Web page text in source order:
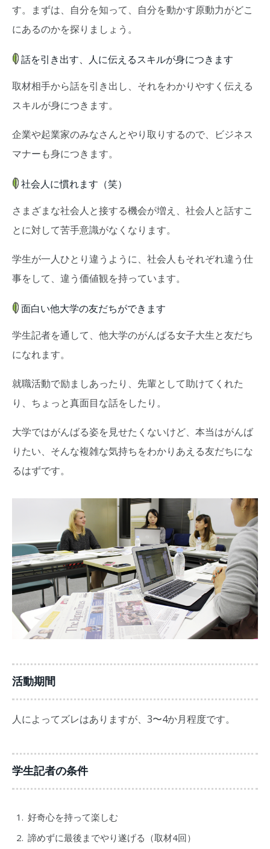
す。まずは、自分を知って、自分を動かす原動力がどこ
にあるのかを探りましょう。
話を引き出す、人に伝えるスキルが身につきます
取材相手から話を引き出し、それをわかりやすく伝える
スキルが身につきます。
企業や起業家のみなさんとやり取りするので、ビジネス
マナーも身につきます。
社会人に慣れます（笑）
さまざまな社会人と接する機会が増え、社会人と話すこ
とに対して苦手意識がなくなります。
学生が一人ひとり違うように、社会人もそれぞれ違う仕
事をして、違う価値観を持っています。
面白い他大学の友だちができます
学生記者を通して、他大学のがんばる女子大生と友だち
になれます。
就職活動で励ましあったり、先輩として助けてくれた
り、ちょっと真面目な話をしたり。
大学ではがんばる姿を見せたくないけど、本当はがんば
りたい、そんな複雑な気持ちをわかりあえる友だちにな
るはずです。
活動期間
人によってズレはありますが、3〜4か月程度です。
学生記者の条件
好奇心を持って楽しむ
諦めずに最後までやり遂げる（取材4回）